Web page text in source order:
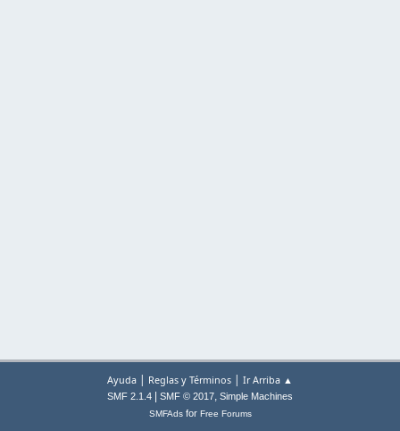
Ayuda | Reglas y Términos | Ir Arriba ▲
SMF 2.1.4 SMF © 2017, Simple Machines
SMFAdsfor Free Forums